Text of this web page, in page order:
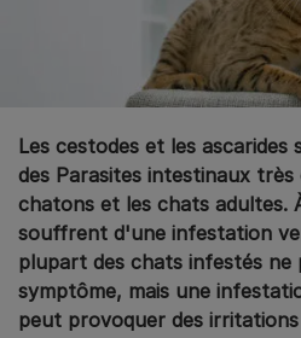
Les cestodes et les ascarides
des Parasites intestinaux très
chatons et les chats adultes.
souffrent d'une infestation
plupart des chats infestés
symptôme, mais une
peut provoquer des